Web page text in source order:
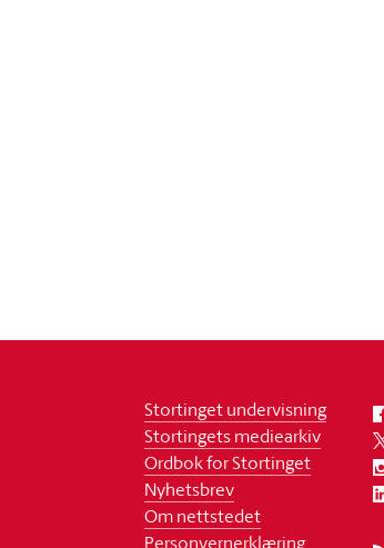
Stortinget undervisning
Stortingets mediearkiv
Ordbok for Stortinget
Nyhetsbrev
Om nettstedet
Personvernerklæring